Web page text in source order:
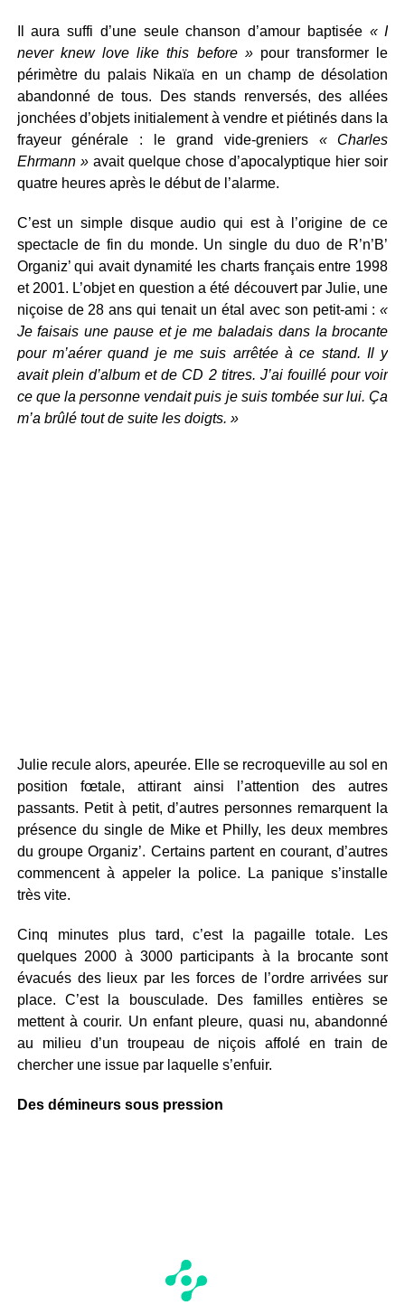
Il aura suffi d’une seule chanson d’amour baptisée « I
never knew love like this before »pour transformer le
périmètre du palais Nikaïa en un champ de désolation
abandonné de tous. Des stands renversés, des allées
jonchées d’objets initialement à vendre et piétinés dans la
frayeur générale : le grand vide-greniers « Charles
Ehrmann »avait quelque chose d’apocalyptique hier soir
quatre heures après le début de l’alarme.
C’est un simple disque audio qui est à l’origine de ce
spectacle de fin du monde. Un single du duo de R’n’B’
Organiz’ qui avait dynamité les charts français entre 1998
et 2001. L’objet en question a été découvert par Julie, une
niçoise de 28 ans qui tenait un étal avec son petit-ami :«
Je faisais une pause et je me baladais dans la brocante
pour m’aérer quand je me suis arrêtée à ce stand. Il y
avait plein d’album et de CD 2 titres. J’ai fouillé pour voir
ce que la personne vendait puis je suis tombée sur lui. Ça
m’a brûlé tout de suite les doigts. »
Julie recule alors, apeurée. Elle se recroqueville au sol en
position fœtale, attirant ainsi l’attention des autres
passants. Petit à petit, d’autres personnes remarquent la
présence du single de Mike et Philly, les deux membres
du groupe Organiz’. Certains partent en courant, d’autres
commencent à appeler la police. La panique s’installe
très vite.
Cinq minutes plus tard, c’est la pagaille totale. Les
quelques 2000 à 3000 participants à la brocante sont
évacués des lieux par les forces de l’ordre arrivées sur
place. C’est la bousculade. Des familles entières se
mettent à courir. Un enfant pleure, quasi nu, abandonné
au milieu d’un troupeau de niçois affolé en train de
chercher une issue par laquelle s’enfuir.
Des démineurs sous pression